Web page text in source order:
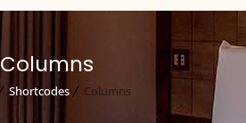
Columns
Shortcodes Columns